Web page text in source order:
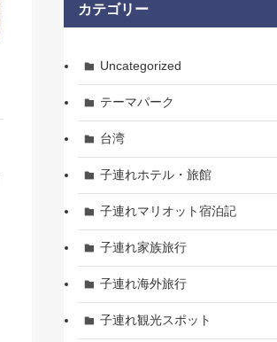
カテゴリー
Uncategorized
テーマパーク
台湾
子連れホテル・旅館
子連れマリオット宿泊記
子連れ家族旅行
子連れ海外旅行
子連れ観光スポット